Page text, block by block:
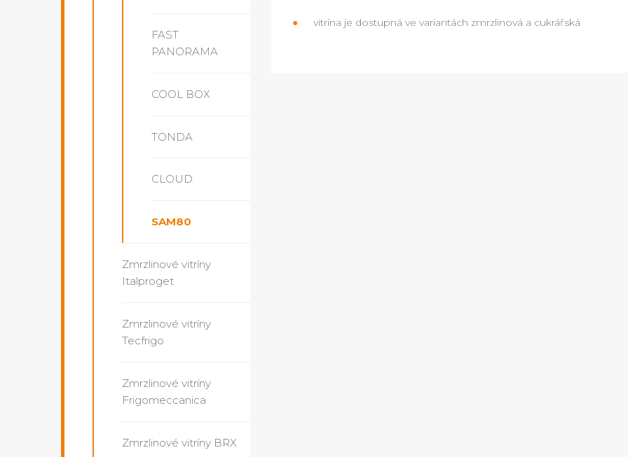
FAST
PANORAMA
COOL BOX
TONDA
CLOUD
SAM80
Zmrzlinové vitríny
Italproget
Zmrzlinové vitríny
Tecfrigo
Zmrzlinové vitríny
Frigomeccanica
Zmrzlinové vitríny BRX
vitrína je dostupná ve variantách zmrzlinová a cukrářská